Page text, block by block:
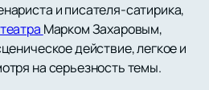
и писателя-сатирика,
театра Марком Захаровым,
действие, легкое и
на серьезность темы.